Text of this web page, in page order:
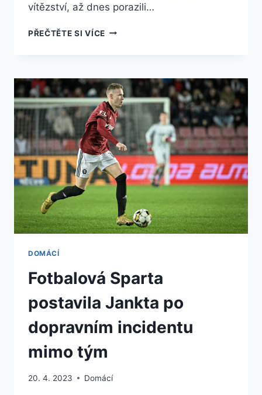
vítězství, až dnes porazili…
PŘEČTĚTE SI VÍCESLAVIA
NAD
BOHEMIANS
TABULKU
PRVNÍ
LIGY,
DRUHÁ
SPARTA
REMIZOVALA
DOMÁCÍ
Fotbalová Sparta
postavila Jankta po
dopravním incidentu
mimo tým
20. 4. 2023 Domácí